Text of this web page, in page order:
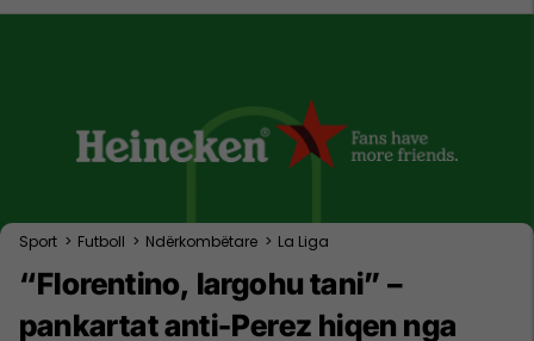
Sport > Futboll > Ndërkombëtare > La Liga
“Florentino, largohu tani” –
pankartat anti-Perez hiqen nga